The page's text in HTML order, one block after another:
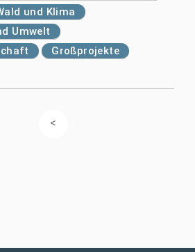
und Klima
Umwelt
Großprojekte